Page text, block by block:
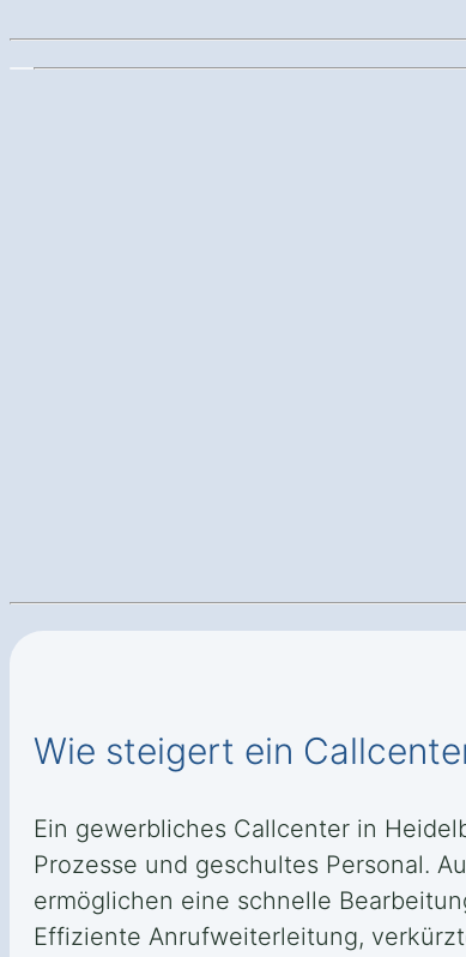
Wie steigert ein
Ein gewerbliches Callcenter in
Prozesse und geschultes Personal.
ermöglichen eine schnelle
Effiziente Anrufweiterleitung,